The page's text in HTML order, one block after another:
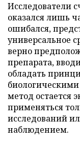
Исследователи
оказался лишь
ошибался,
универсальное
верно
препарата,
обладать
метод остается
применяться
исследований
наблюдением.